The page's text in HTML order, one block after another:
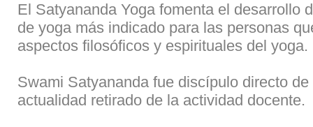
El Satyananda Yoga fomenta el desarrollo
de yoga más indicado para las personas
aspectos filosóficos y espirituales del yoga.
Swami Satyananda fue discípulo directo
actualidad retirado de la actividad docente.